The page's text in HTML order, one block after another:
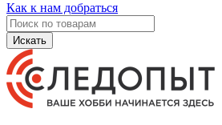
Как к нам добраться
Искать